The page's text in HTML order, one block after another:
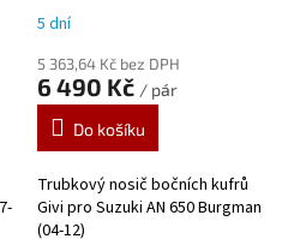
(04-12)
5 dní
5 363,64 Kč bez DPH
6 490 Kč / pár
Do košíku
Trubkový nosič bočních kufrů
Givi pro Suzuki AN 650 Burgman
(04-12)